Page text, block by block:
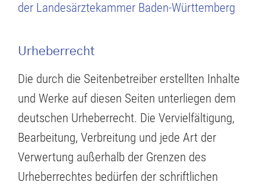
der Landesärztekammer Baden-Württemberg
Urheberrecht
Die durch die Seitenbetreiber erstellten Inhalte
und Werke auf diesen Seiten unterliegen dem
deutschen Urheberrecht. Die Vervielfältigung,
Bearbeitung, Verbreitung und jede Art der
Verwertung außerhalb der Grenzen des
Urheberrechtes bedürfen der schriftlichen